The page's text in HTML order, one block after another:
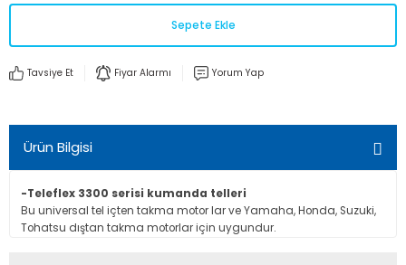
Sepete Ekle
Tavsiye Et Fiyar Alarmı Yorum Yap
Ürün Bilgisi
-Teleflex 3300 serisi kumanda telleri
Bu universal tel içten takma motor lar ve Yamaha, Honda, Suzuki,
Tohatsu dıştan takma motorlar için uygundur.